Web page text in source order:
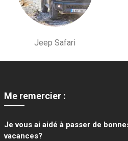
Jeep Safari
Me remercier :
Je vous ai aidé à passer de
vacances?